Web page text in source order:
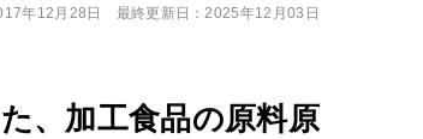
、加工食品の原料原
年12月28日 最終更新日：2025年12月03日